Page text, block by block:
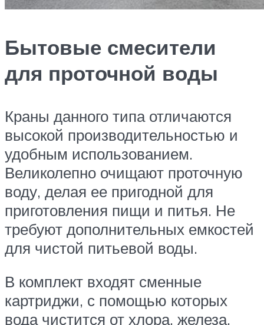
Бытовые смесители
для проточной воды
Краны данного типа отличаются
высокой производительностью и
удобным использованием.
Великолепно очищают проточную
воду, делая ее пригодной для
приготовления пищи и питья. Не
требуют дополнительных емкостей
для чистой питьевой воды.
В комплект входят сменные
картриджи, с помощью которых
вода чистится от хлора, железа,